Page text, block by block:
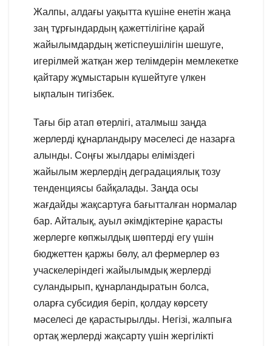
Жалпы, алдағы уақытта күшіне енетін жаңа
заң тұрғындардың қажеттілігіне қарай
жайылымдардың жетіспеушілігін шешуге,
игерілмей жатқан жер телімдерін мемлекетке
қайтару жұмыстарын күшейтуге үлкен
ықпалын тигізбек.
Тағы бір атап өтерлігі, аталмыш заңда
жерлерді құнарландыру мәселесі де назарға
алынды. Соңғы жылдары еліміздегі
жайылым жерлердің деградациялық тозу
тенденциясы байқалады. Заңда осы
жағдайды жақсартуға бағытталған нормалар
бар. Айталық, ауыл әкімдіктеріне қарасты
жерлерге көпжылдық шөптерді егу үшін
бюджеттен қаржы бөлу, ал фермерлер өз
учаскелеріндегі жайылымдық жерлерді
суландырып, құнарландыратын болса,
оларға субсидия беріп, қолдау көрсету
мәселесі де қарастырылды. Негізі, жалпыға
ортақ жерлерді жақсарту үшін жергілікті